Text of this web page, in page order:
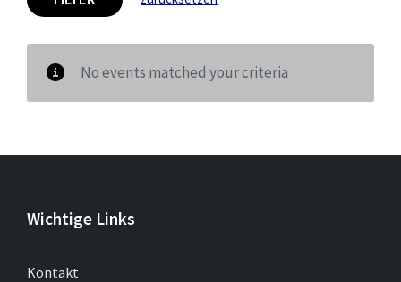
No events matched your criteria
Wichtige Links
Kontakt